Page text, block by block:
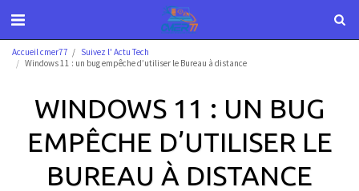
Accueil cmer77
Suivez l' Actu Tech
Windows 11 : un bug empêche d’utiliser le Bureau à distance
WINDOWS 11 : UN BUG
EMPÊCHE D’UTILISER LE
BUREAU À DISTANCE